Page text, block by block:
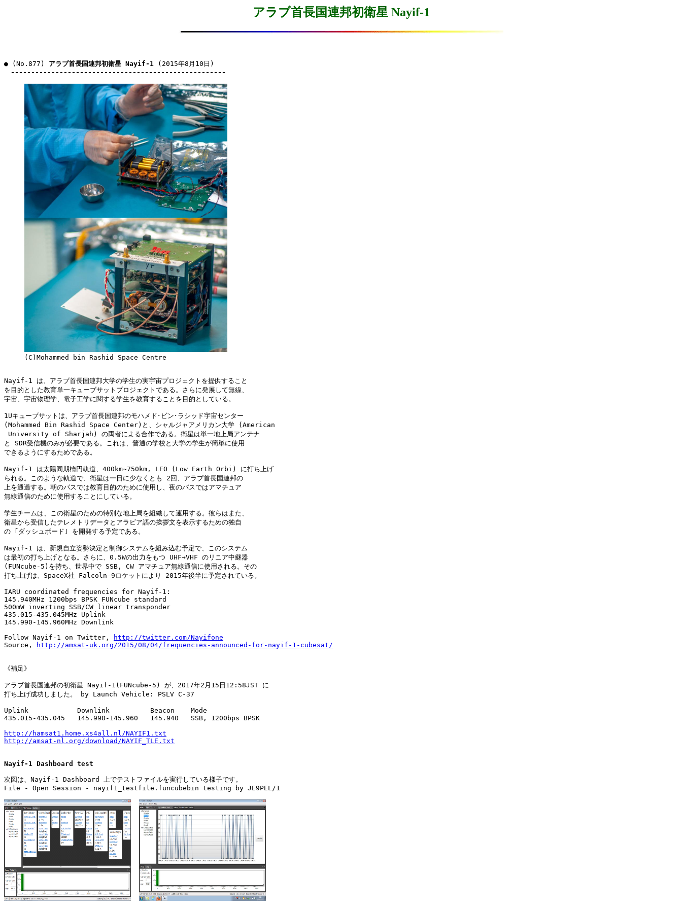
アラブ首長国連邦初衛星 Nayif-1
● (No.877) アラブ首長国連邦初衛星 Nayif-1
(2015年8月10日)
-----------------------------------------------------
     (C)Mohammed bin Rashid Space Centre
Nayif-1 は、アラブ首長国連邦大学の学生の実宇宙プロジェクトを提供すること
を目的とした教育単一キューブサットプロジェクトである。さらに発展して無線、
宇宙、宇宙物理学、電子工学に関する学生を教育することを目的としている。
1Uキューブサットは、アラブ首長国連邦のモハメド･ビン･ラシッド宇宙センター
(Mohammed Bin Rashid Space Center)と、シャルジャアメリカン大学 (American
University of Sharjah) の両者による合作である。衛星は単一地上局アンテナ
と SDR受信機のみが必要である。これは、普通の学校と大学の学生が簡単に使用
できるようにするためである。
Nayif-1 は太陽同期楕円軌道、400km~750km, LEO (Low Earth Orbi) に打ち上げ
られる。このような軌道で、衛星は一日に少なくとも 2回、アラブ首長国連邦の
上を通過する。朝のパスでは教育目的のために使用し、夜のパスではアマチュア
無線通信のために使用することにしている。
学生チームは、この衛星のための特別な地上局を組織して運用する。彼らはまた、
衛星から受信したテレメトリデータとアラビア語の挨拶文を表示するための独自
の ｢ダッシュボード｣ を開発する予定である。
Nayif-1 は、新規自立姿勢決定と制御システムを組み込む予定で、このシステム
は最初の打ち上げとなる。さらに、0.5Wの出力をもつ UHF→VHF のリニア中継器
(FUNcube-5)を持ち、世界中で SSB, CW アマチュア無線通信に使用される。その
打ち上げは、SpaceX社 Falcoln-9ロケットにより 2015年後半に予定されている。
IARU coordinated frequencies for Nayif-1:
145.940MHz 1200bps BPSK FUNcube standard
500mW inverting SSB/CW linear transponder
435.015-435.045MHz Uplink
145.990-145.960MHz Downlink
Follow Nayif-1 on Twitter,
http://twitter.com/Nayifone
Source,
http://amsat-uk.org/2015/08/04/frequencies-announced-for-nayif-1-cubesat/
《補足》
アラブ首長国連邦の初衛星 Nayif-1(FUNcube-5) が、2017年2月15日12:58JST に
打ち上げ成功しました。 by Launch Vehicle: PSLV C-37
Uplink            Downlink          Beacon    Mode
435.015-435.045   145.990-145.960   145.940   SSB, 1200bps BPSK
http://hamsat1.home.xs4all.nl/NAYIF1.txt
http://amsat-nl.org/download/NAYIF_TLE.txt
Nayif-1 Dashboard test
次図は、Nayif-1 Dashboard 上でテストファイルを実行している様子です。
File - Open Session - nayif1_testfile.funcubebin testing by JE9PEL/1